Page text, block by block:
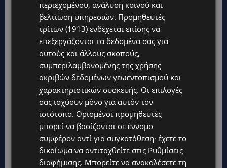
Topics
ΦΩΤΙΑ ΣΤΟΝ ΒΟΛΟ: Στις φλόγες περιοχή πάνω από το αρχαίο
θέατρο Δημητριάδος
STORIES
περιεχομένου, ανάλυση κοινού και
βελτίωση υπηρεσιών. Προμηθευτές
τρίτων (1913) ενδέχεται επίσης να
επεξεργάζονται τα δεδομένα σας για
αυτούς και άλλους σκοπούς,
συμπεριλαμβανομένης της χρήσης
ακριβών δεδομένων γεωεντοπισμού και
χαρακτηριστικών συσκευής. Οι επιλογές
σας ισχύουν μόνο για αυτόν τον
ιστότοπο. Ορισμένοι προμηθευτές
μπορεί να βασίζονται σε έννομο
συμφέρον αντί για συγκατάθεση· έχετε το
δικαίωμα να αντιταχθείτε στις Ρυθμίσεις
διαφήμισης. Μπορείτε να ανακαλέσετε τη